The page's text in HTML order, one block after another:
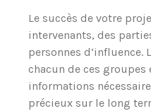
Le succès de votre
intervenants, des
personnes d‘influence.
chacun de ces groupes
informations
précieux sur le long